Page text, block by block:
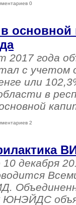
0
основной
2017 года
с учетом
или
в
2
декабря